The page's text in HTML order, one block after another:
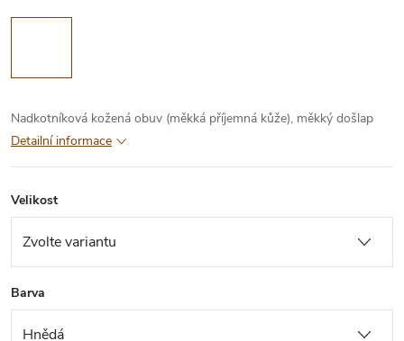
Nadkotníková kožená obuv (měkká příjemná kůže), měkký došlap
Detailní informace
Velikost
Barva